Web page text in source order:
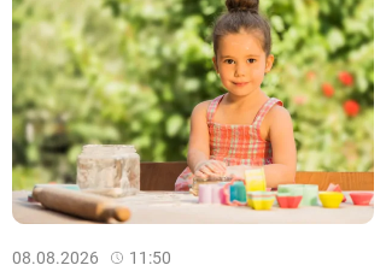
08.08.2026 11:50